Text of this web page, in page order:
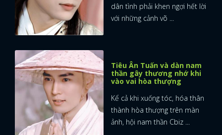
dân tình phải khen ngợi hết lời
với những cảnh võ ...
Tiêu Ân Tuấn và dàn nam
thần gây thương nhớ khi
vào vai hòa thượng
Kể cả khi xuống tóc, hóa thân
thành hòa thượng trên màn
ảnh, hội nam thần Cbiz ...